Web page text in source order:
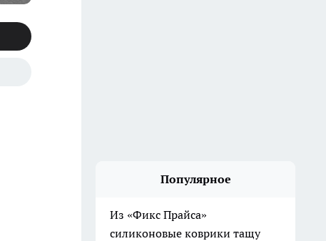
Популярное
Из «Фикс Прайса»
силиконовые коврики тащу